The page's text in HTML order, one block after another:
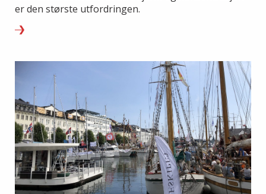
er den største utfordringen.